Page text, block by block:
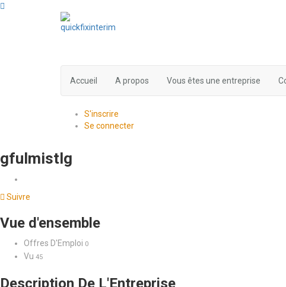
Accueil A propos Vous êtes une entreprise
S'inscrire
Se connecter
gfulmistlg
Suivre
Vue d'ensemble
Offres D'Emploi 0
Vu 45
Description De L'Entreprise